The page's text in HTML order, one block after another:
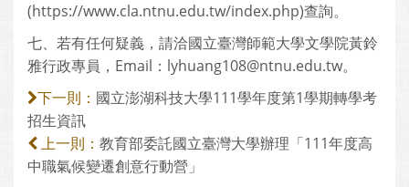
(https://www.cla.ntnu.edu.tw/index.php)查詢。
七、若有任何疑義，請洽國立臺灣師範大學文學院黃鈴
雅行政專員，Email：lyhuang108@ntnu.edu.tw。
下一則： 國立澎湖科技大學111學年度第1學期轉學考
招生資訊
上一則： 教育部委託國立臺灣大學辦理「111年度高
中職氣候變遷創意行動營」